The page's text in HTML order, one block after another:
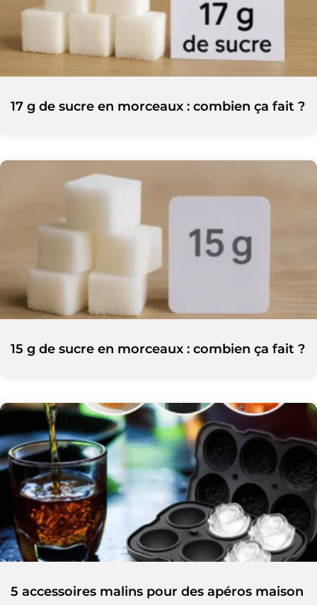
17 g de sucre en morceaux : combien ça fait ?
15 g de sucre en morceaux : combien ça fait ?
5 accessoires malins pour des apéros maison